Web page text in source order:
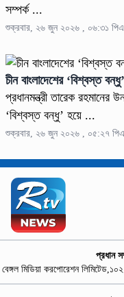
সম্পর্ক ...
শুক্রবার, ২৬ জুন ২০২৬ , ০৬:৩১
চীন বাংলাদেশের ‘বিশ্বস্ত
প্রধানমন্ত্রী তারেক রহমানের
‘বিশ্বস্ত বন্ধু’ হয়ে ...
শুক্রবার, ২৬ জুন ২০২৬ , ০৫:২৭
প্রধান
বেঙ্গল মিডিয়া করপোরেশন